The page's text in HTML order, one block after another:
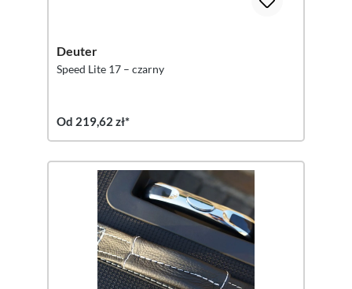
Deuter
Speed Lite 17 – czarny
Od 219,62 zł*